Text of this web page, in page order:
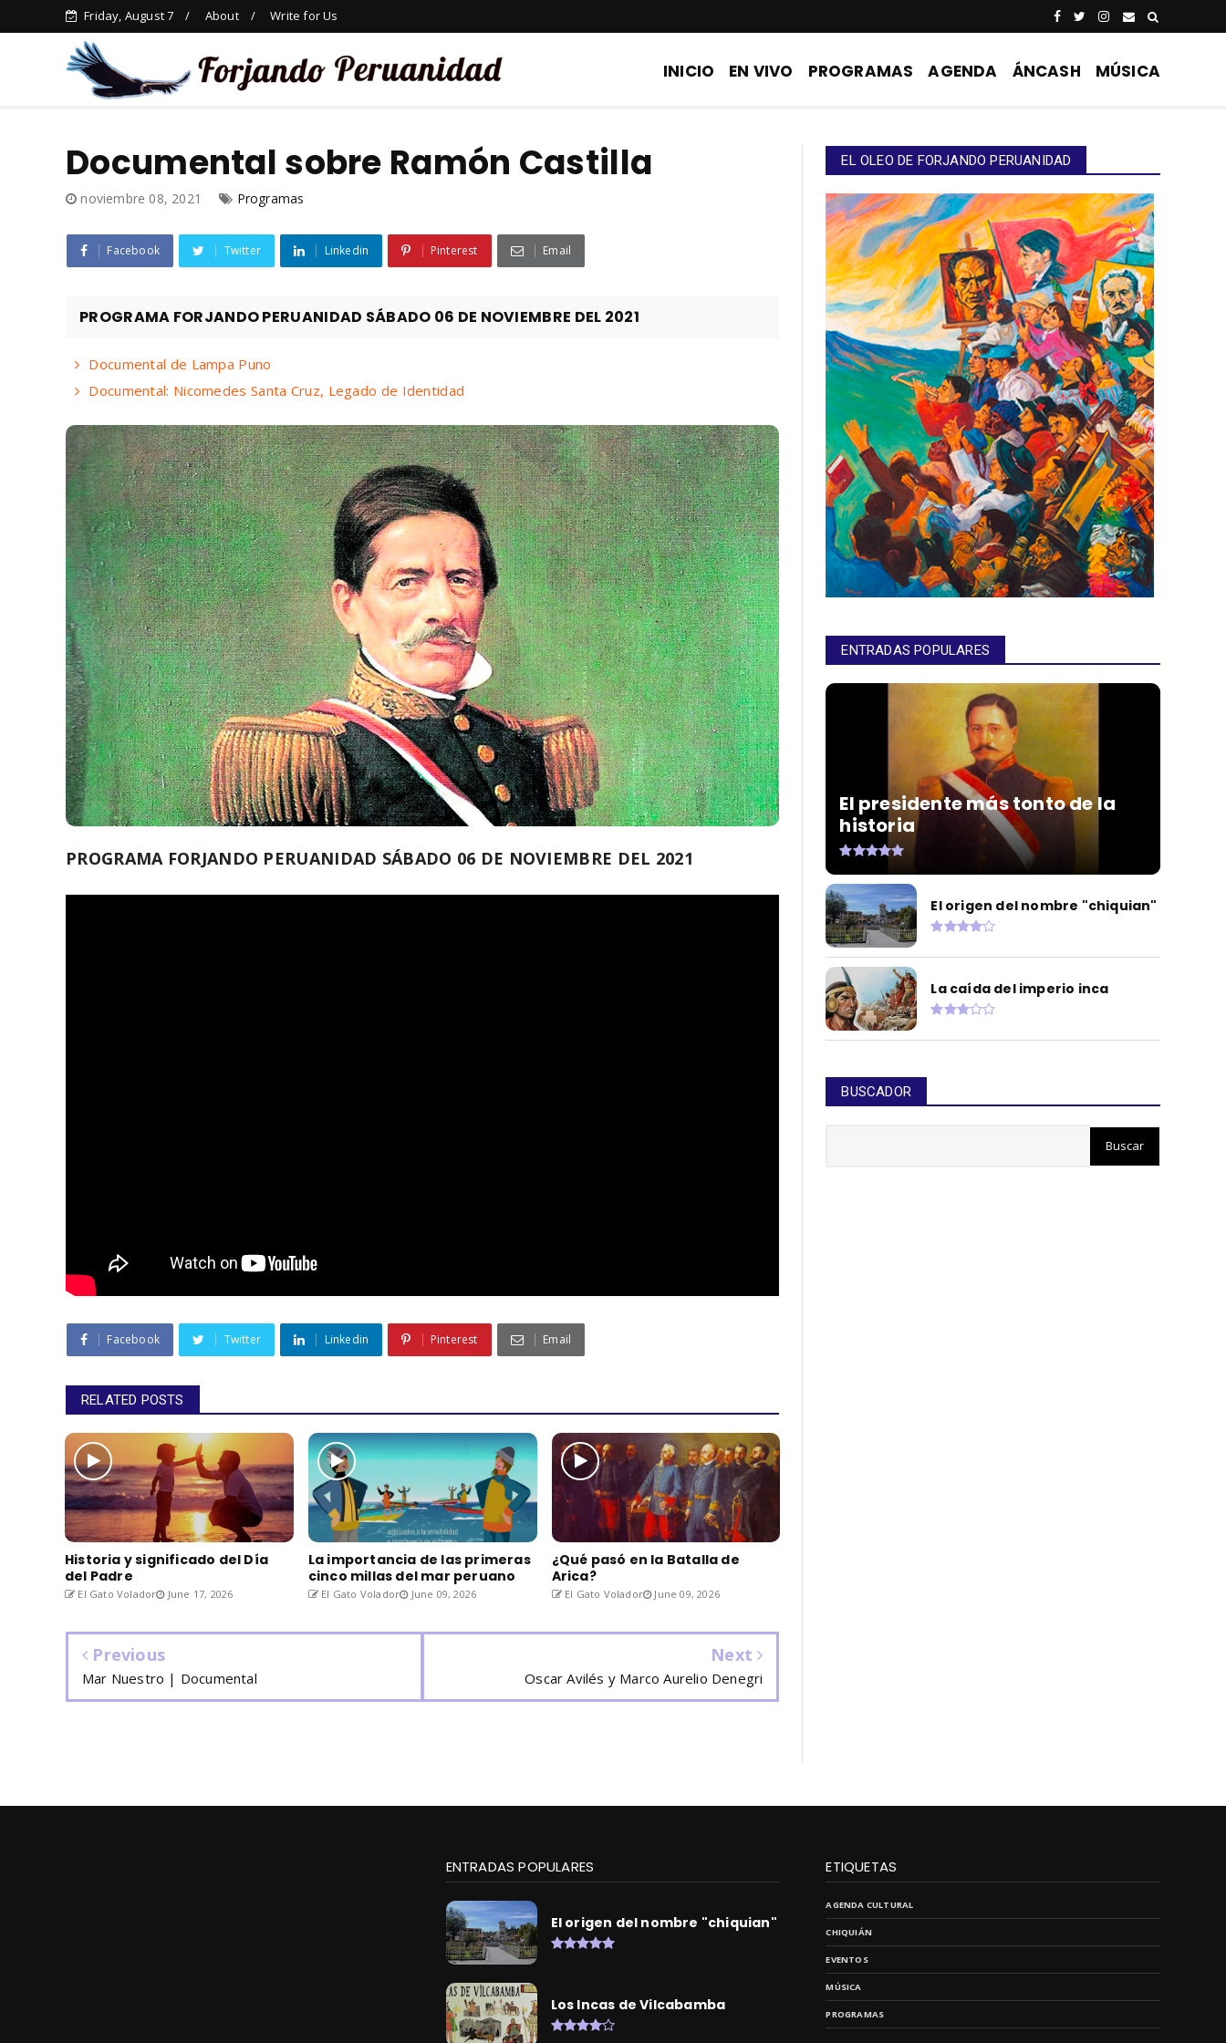
Friday, August 7 About Write for Us
INICIO EN VIVO PROGRAMAS AGENDA ÁNCASH MÚSICA
Documental sobre Ramón Castilla
noviembre 08, 2021 Programas
Facebook Twitter Linkedin Pinterest Email
PROGRAMA FORJANDO PERUANIDAD SÁBADO 06 DE NOVIEMBRE DEL 2021
Documental de Lampa Puno
Documental: Nicomedes Santa Cruz, Legado de Identidad
PROGRAMA FORJANDO PERUANIDAD SÁBADO 06 DE NOVIEMBRE DEL 2021
Facebook Twitter Linkedin Pinterest Email
RELATED POSTS
Historia y significado del Día
del Padre
El Gato Volador June 17, 2026
La importancia de las primeras
cinco millas del mar peruano
El Gato Volador June 09, 2026
¿Qué pasó en la Batalla de
Arica?
El Gato Volador June 09, 2026
Previous
Mar Nuestro | Documental
Next
Oscar Avilés y Marco Aurelio Denegri
EL OLEO DE FORJANDO PERUANIDAD
ENTRADAS POPULARES
El presidente más tonto de la
historia
El origen del nombre "chiquian"
La caída del imperio inca
BUSCADOR
ENTRADAS POPULARES
El origen del nombre "chiquian"
Los Incas de Vilcabamba
ETIQUETAS
AGENDA CULTURAL
CHIQUIÁN
EVENTOS
MÚSICA
PROGRAMAS